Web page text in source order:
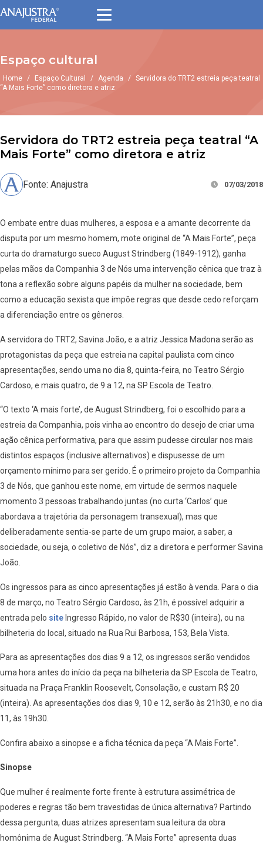
Espaço cultural
Home / Espaço Cultural / Agenda / Servidora do TRT2 estreia peça teatral
“A Mais Forte” como diretora e atriz
Servidora do TRT2 estreia peça teatral “A
Mais Forte” como diretora e atriz
Fonte: Anajustra 07/03/2018
O embate entre duas mulheres, a esposa e a amante decorrente da
disputa por um mesmo homem, mote original de “A Mais Forte”, peça
curta do dramaturgo sueco August Strindberg (1849-1912), ganha
pelas mãos da Companhia 3 de Nós uma intervenção cênica que traz à
tona a reflexão sobre alguns papéis da mulher na sociedade, bem
como a educação sexista que impõe regras que desde cedo reforçam
a diferenciação entre os gêneros.
A servidora do TRT2, Savina João, e a atriz Jessica Madona serão as
protagonistas da peça que estreia na capital paulista com cinco
apresentações, sendo uma no dia 8, quinta-feira, no Teatro Sérgio
Cardoso, e mais quatro, de 9 a 12, na SP Escola de Teatro.
“O texto ‘A mais forte’, de August Strindberg, foi o escolhido para a
estreia da Companhia, pois vinha ao encontro do desejo de criar uma
ação cênica performativa, para que assim pudesse circular nos mais
distintos espaços (inclusive alternativos) e dispusesse de um
orçamento mínimo para ser gerido. É o primeiro projeto da Companhia
3 de Nós, que ganhou este nome, em virtude de sermos naquele
momento 3 pessoas trabalhando juntas (no curta ‘Carlos’ que
abordava a trajetória da personagem transexual), mas que
deliberadamente sentia-se parte de um grupo maior, a saber, a
sociedade, ou seja, o coletivo de Nós”, diz a diretora e performer Savina
João.
Os ingressos para as cinco apresentações já estão à venda. Para o dia
8 de março, no Teatro Sérgio Cardoso, às 21h, é possível adquirir a
entrada pelo site Ingresso Rápido, no valor de R$30 (inteira), ou na
bilheteria do local, situado na Rua Rui Barbosa, 153, Bela Vista.
Para as apresentações dos dias 9 a 12, os ingressos serão vendidos
uma hora antes do início da peça na bilheteria da SP Escola de Teatro,
situada na Praça Franklin Roosevelt, Consolação, e custam R$ 20
(inteira). As apresentações dos dias 9, 10 e 12, serão às 21h30, e no dia
11, às 19h30.
Confira abaixo a sinopse e a ficha técnica da peça “A Mais Forte”.
Sinopse
Que mulher é realmente forte frente à estrutura assimétrica de
poderes e regras tão bem travestidas de única alternativa? Partindo
dessa pergunta, duas atrizes apresentam sua leitura da obra
homônima de August Strindberg. “A Mais Forte” apresenta duas